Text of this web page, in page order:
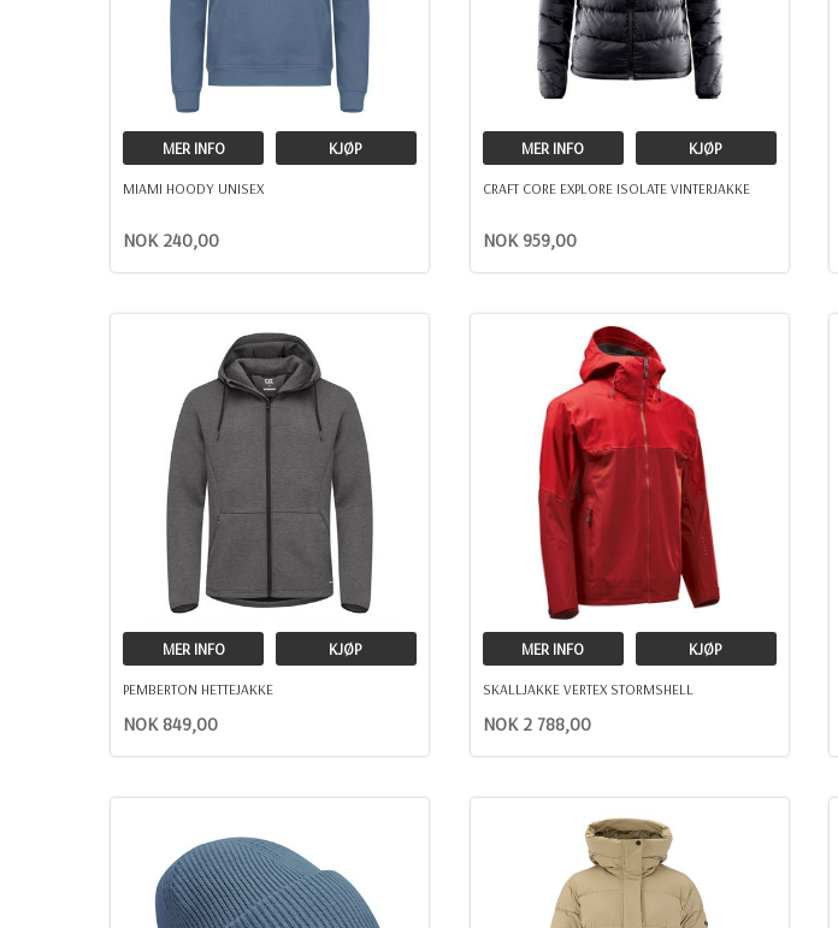
MER INFO KJØP
MIAMI HOODY UNISEX
NOK 240,00
MER INFO KJØP
CRAFT CORE EXPLORE ISOLATE VINTERJAKKE
NOK 959,00
MER INFO KJØP
PEMBERTON HETTEJAKKE
NOK 849,00
MER INFO KJØP
SKALLJAKKE VERTEX STORMSHELL
NOK 2 788,00